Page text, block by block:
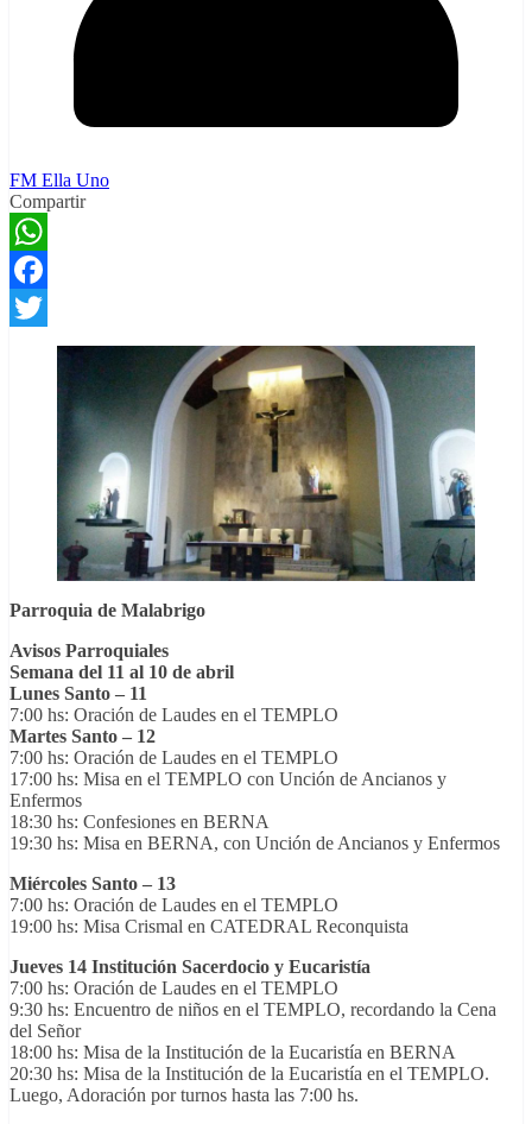
FM Ella Uno
Compartir
WhatsApp
Facebook
Twitter
Parroquia de Malabrigo
Avisos Parroquiales
Semana del 11 al 10 de abril
Lunes Santo – 11
7:00 hs: Oración de Laudes en el TEMPLO
Martes Santo – 12
7:00 hs: Oración de Laudes en el TEMPLO
17:00 hs: Misa en el TEMPLO con Unción de Ancianos y
Enfermos
18:30 hs: Confesiones en BERNA
19:30 hs: Misa en BERNA, con Unción de Ancianos y Enfermos
Miércoles Santo – 13
7:00 hs: Oración de Laudes en el TEMPLO
19:00 hs: Misa Crismal en CATEDRAL Reconquista
Jueves 14 Institución Sacerdocio y Eucaristía
7:00 hs: Oración de Laudes en el TEMPLO
9:30 hs: Encuentro de niños en el TEMPLO, recordando la Cena
del Señor
18:00 hs: Misa de la Institución de la Eucaristía en BERNA
20:30 hs: Misa de la Institución de la Eucaristía en el TEMPLO.
Luego, Adoración por turnos hasta las 7:00 hs.